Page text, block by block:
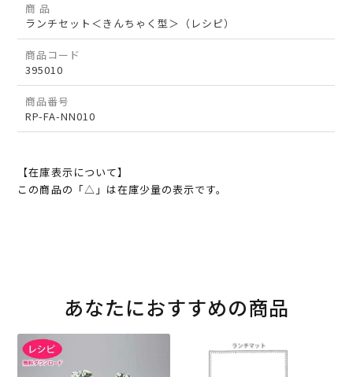
商 品
ランチセット＜きんちゃく型＞（レシピ）
商品コード
395010
商品番号
RP-FA-NN010
【在庫表示について】
この商品の「△」は在庫少量の表示です。
あなたにおすすめの商品